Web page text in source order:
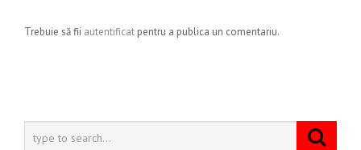
Trebuie să fii autentificat pentru a publica un comentariu.